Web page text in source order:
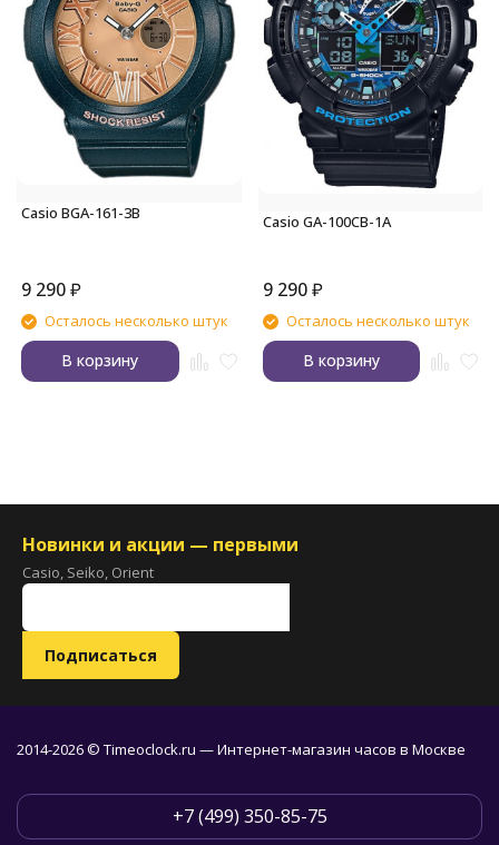
Casio BGA-161-3B
9 290₽
Осталось несколько штук
В корзину
Casio GA-100CB-1A
9 290 ₽
Осталось несколько штук
В корзину
Новинки и акции — первыми
Casio, Seiko, Orient
2014-2026 © Timeoclock.ru — Интернет-магазин часов в Москве
+7 (499) 350-85-75